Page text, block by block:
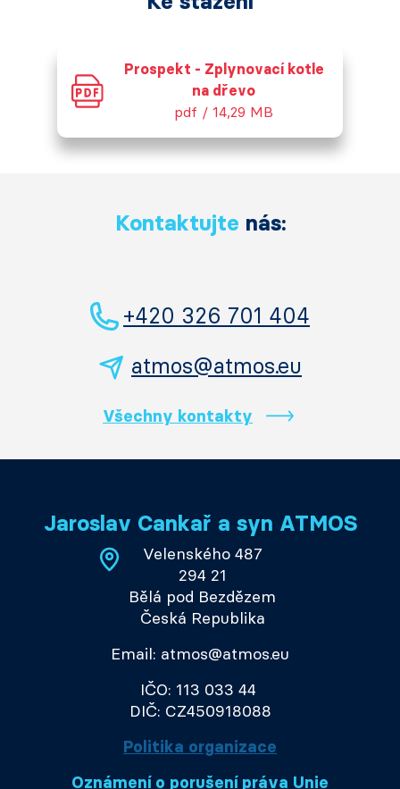
Prospekt - Zplynovací kotle
na dřevo
pdf / 14,29 MB
Kontaktujte nás:
+420 326 701 404
atmos@atmos.eu
Všechny kontakty
Jaroslav Cankař a syn ATMOS
Velenského 487
294 21
Bělá pod Bezdězem
Česká Republika
Email: atmos@atmos.eu
IČO: 113 033 44
DIČ: CZ450918088
Politika organizace
Oznámení o porušení práva Unie